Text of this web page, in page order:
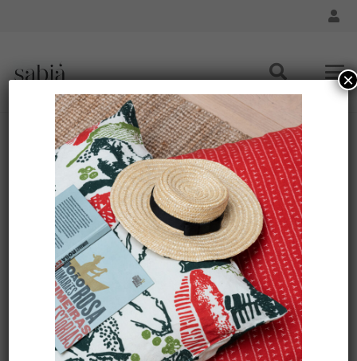
Les feuilles amazoniennes en caoutchouc naturel
Accueil
Les feuilles amazoniennes en caoutchouc naturel
Les feuilles
amazoniennes en
caoutchouc naturel
×